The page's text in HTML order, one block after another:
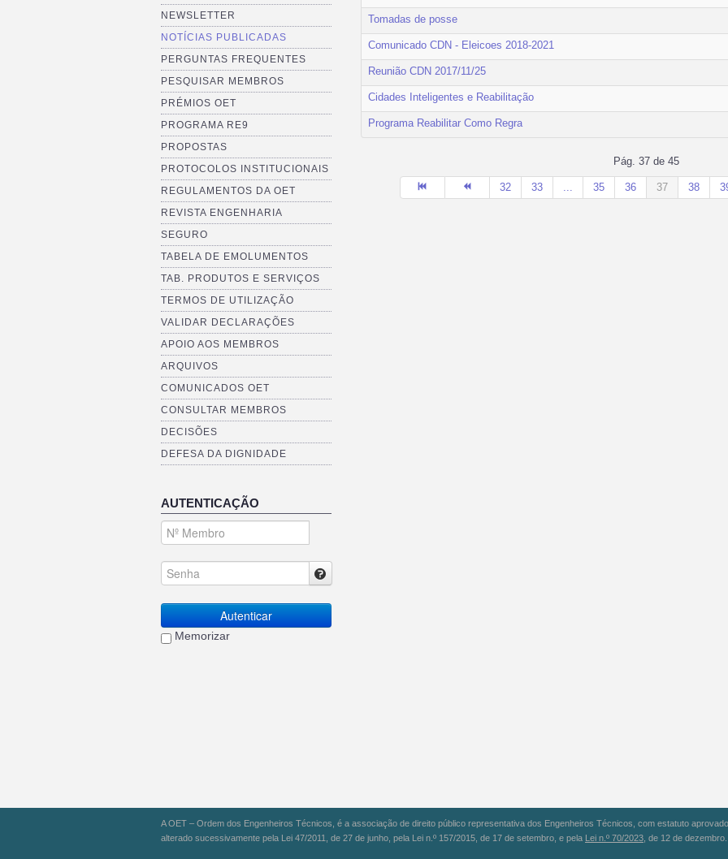
NEWSLETTER
NOTÍCIAS PUBLICADAS
PERGUNTAS FREQUENTES
PESQUISAR MEMBROS
PRÉMIOS OET
PROGRAMA RE9
PROPOSTAS
PROTOCOLOS INSTITUCIONAIS
REGULAMENTOS DA OET
REVISTA ENGENHARIA
SEGURO
TABELA DE EMOLUMENTOS
TAB. PRODUTOS E SERVIÇOS
TERMOS DE UTILIZAÇÃO
VALIDAR DECLARAÇÕES
APOIO AOS MEMBROS
ARQUIVOS
COMUNICADOS OET
CONSULTAR MEMBROS
DECISÕES
DEFESA DA DIGNIDADE
AUTENTICAÇÃO
Autenticar
Memorizar
Tomadas de posse
Comunicado CDN - Eleicoes 2018-2021
Reunião CDN 2017/11/25
Cidades Inteligentes e Reabilitação
Programa Reabilitar Como Regra
Pág. 37 de 45
32 33 ... 35 36 37 38
A OET – Ordem dos Engenheiros Técnicos, é a associação de direito público representativa dos Engenheiros Técnicos, com estatuto
alterado sucessivamente pela Lei 47/2011, de 27 de junho, pela Lei n.º 157/2015, de 17 de setembro, e pela Lei n.º 70/2023 , de 12 de dezembro.